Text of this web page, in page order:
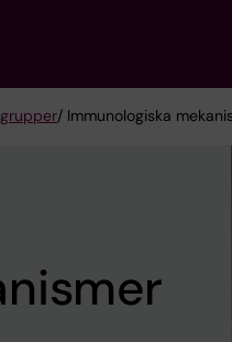
/ Immunologiska